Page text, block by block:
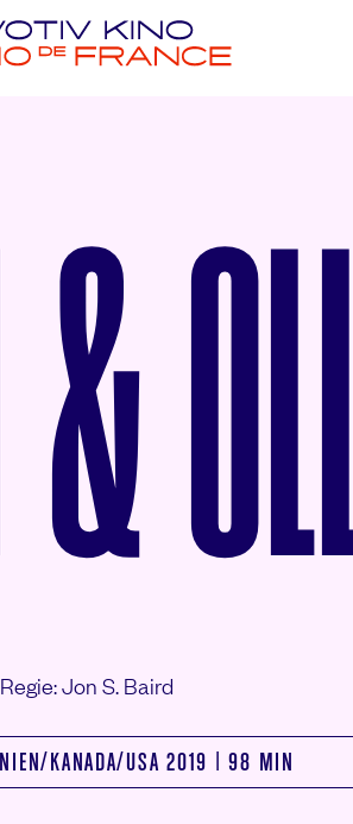
Regie: Jon S. Baird
KANADA/USA 2019 | 98 MIN